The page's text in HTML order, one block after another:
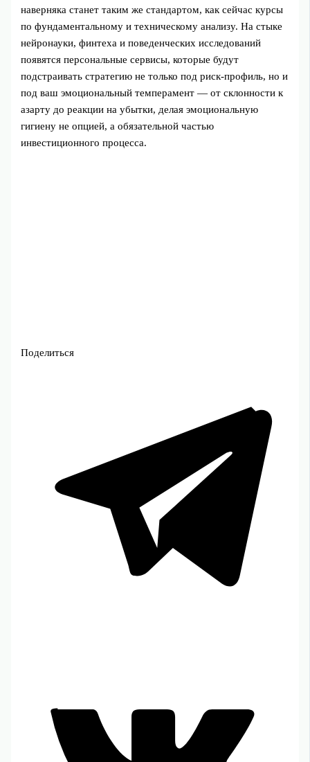
наверняка станет таким же стандартом, как сейчас курсы
по фундаментальному и техническому анализу. На стыке
нейронауки, финтеха и поведенческих исследований
появятся персональные сервисы, которые будут
подстраивать стратегию не только под риск‑профиль, но и
под ваш эмоциональный темперамент — от склонности к
азарту до реакции на убытки, делая эмоциональную
гигиену не опцией, а обязательной частью
инвестиционного процесса.
Поделиться